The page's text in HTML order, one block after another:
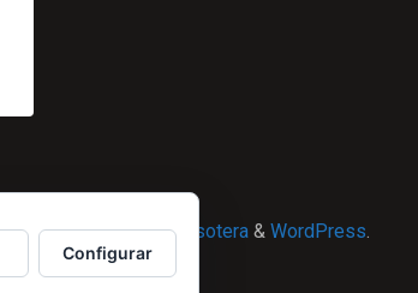
Powered by Esotera & WordPress.
Configurar